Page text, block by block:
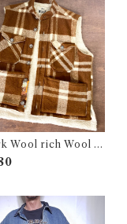
Wool rich Wool B
リワーク ウールリ
ル ボア ベスト 古着